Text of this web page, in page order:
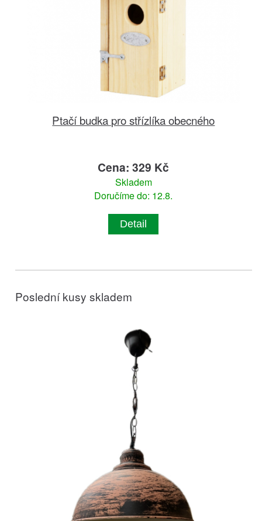
Ptačí budka pro střízlíka obecného
Cena: 329 Kč
Skladem
Doručíme do: 12.8.
Detail
Poslední kusy skladem